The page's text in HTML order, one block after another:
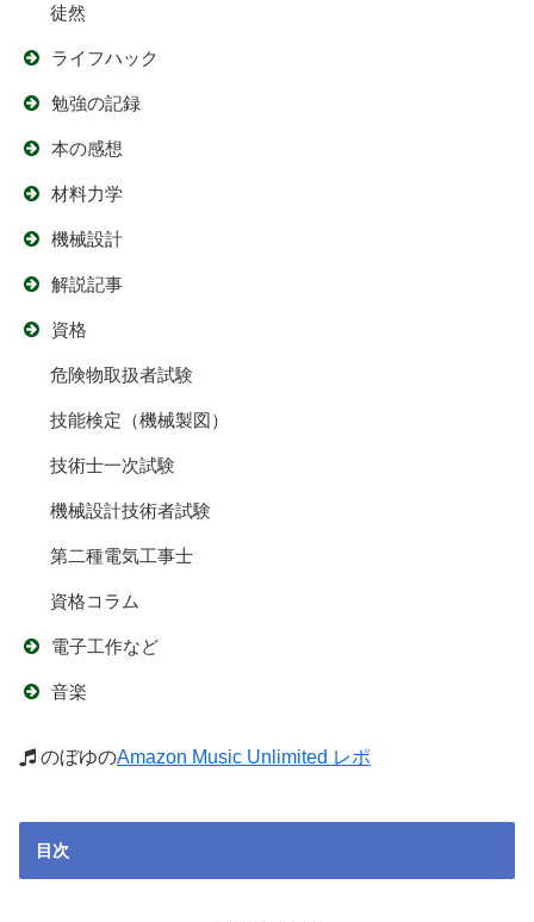
徒然
ライフハック
勉強の記録
本の感想
材料力学
機械設計
解説記事
資格
危険物取扱者試験
技能検定（機械製図）
技術士一次試験
機械設計技術者試験
第二種電気工事士
資格コラム
電子工作など
音楽
のぼゆのAmazon Music Unlimited レポ
目次